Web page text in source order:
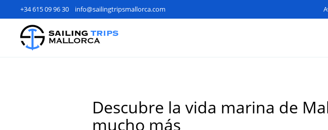
+34 615 09 96 30 info@sailingtripsmallorca.com
Descubre la vida marina de
mucho más